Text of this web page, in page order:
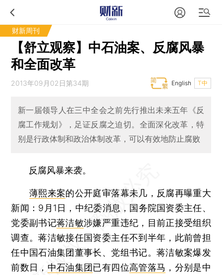
财新周刊
【舒立观察】中石油案、反腐风暴
和全面改革
2013年09月02日第34期 T中
English
新一届领导人在三中全会之前先行推出未来五年《反
腐工作规划》，足证反腐之迫切。全面深化改革，特
别是行政体制和政治体制改革，可以有效地防止腐败
反腐风暴来袭。
薄熙来案的公开庭审落幕未几，反腐再曝重大
新闻：9月1日，中纪委消息，国务院国资委主任、
党委副书记蒋洁敏涉嫌严重违纪，目前正接受组织
调查。蒋洁敏接任国资委主任不到半年，此前曾担
任中国石油集团董事长、党组书记。蒋洁敏案爆发
前数日， 中石油集团已有四位高管落马 ，分别是中